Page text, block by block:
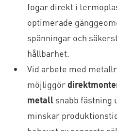
fogar direkt i
optimerade
spänningar och
hållbarhet.
Vid arbete med
möjliggör
metall snabb fästning
minskar